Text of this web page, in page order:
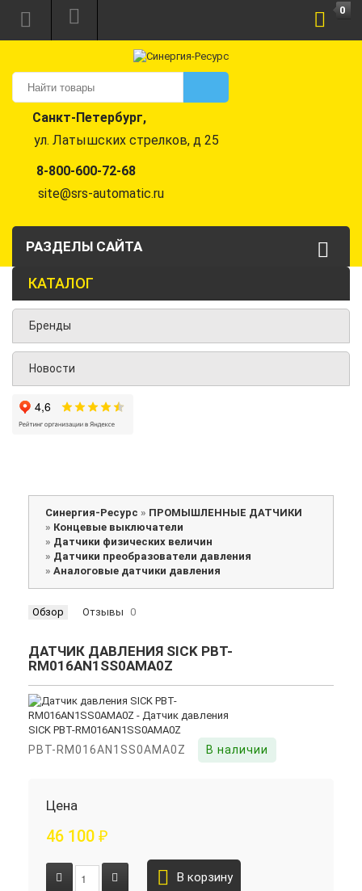
Санкт-Петербург,
ул. Латышских стрелков, д 25
8-800-600-72-68
site@srs-automatic.ru
0
РАЗДЕЛЫ САЙТА
КАТАЛОГ
Бренды
Новости
Синергия-Ресурс » ПРОМЫШЛЕННЫЕ ДАТЧИКИ
» Концевые выключатели
» Датчики физических величин
» Датчики преобразователи давления
» Аналоговые датчики давления
Обзор Отзывы 0
ДАТЧИК ДАВЛЕНИЯ SICK PBT-
RM016AN1SS0AMA0Z
PBT-RM016AN1SS0AMA0Z В наличии
Цена
46 100 ₽
В корзину